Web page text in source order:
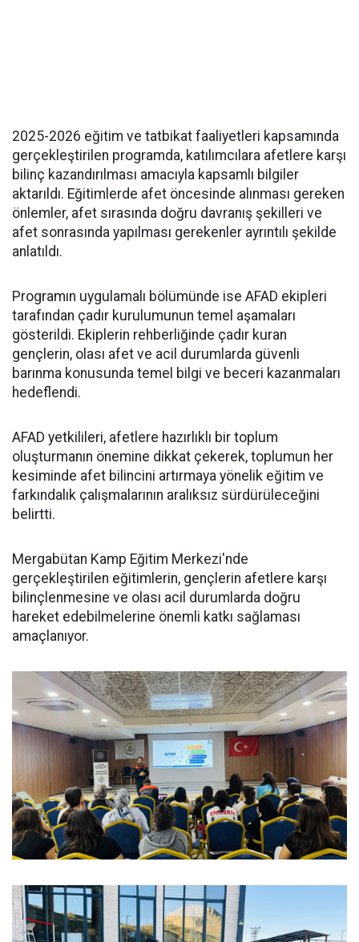
2025-2026 eğitim ve tatbikat faaliyetleri kapsamında
gerçekleştirilen programda, katılımcılara afetlere karşı
bilinç kazandırılması amacıyla kapsamlı bilgiler
aktarıldı. Eğitimlerde afet öncesinde alınması gereken
önlemler, afet sırasında doğru davranış şekilleri ve
afet sonrasında yapılması gerekenler ayrıntılı şekilde
anlatıldı.
Programın uygulamalı bölümünde ise AFAD ekipleri
tarafından çadır kurulumunun temel aşamaları
gösterildi. Ekiplerin rehberliğinde çadır kuran
gençlerin, olası afet ve acil durumlarda güvenli
barınma konusunda temel bilgi ve beceri kazanmaları
hedeflendi.
AFAD yetkilileri, afetlere hazırlıklı bir toplum
oluşturmanın önemine dikkat çekerek, toplumun her
kesiminde afet bilincini artırmaya yönelik eğitim ve
farkındalık çalışmalarının aralıksız sürdürüleceğini
belirtti.
Mergabütan Kamp Eğitim Merkezi'nde
gerçekleştirilen eğitimlerin, gençlerin afetlere karşı
bilinçlenmesine ve olası acil durumlarda doğru
hareket edebilmelerine önemli katkı sağlaması
amaçlanıyor.